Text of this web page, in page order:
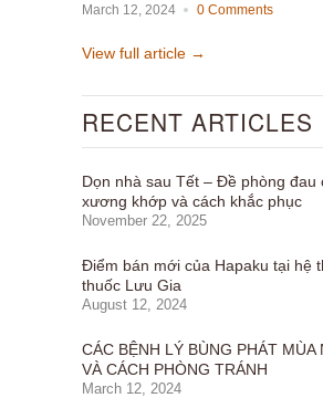
March 12, 2024 0 Comments
View full article →
RECENT ARTICLES
Dọn nhà sau Tết – Đề phòng đau
xương khớp và cách khắc phục
November 22, 2025
Điểm bán mới của Hapaku tại hệ
thuốc Lưu Gia
August 12, 2024
CÁC BỆNH LÝ BÙNG PHÁT MÙA
VÀ CÁCH PHÒNG TRÁNH
March 12, 2024